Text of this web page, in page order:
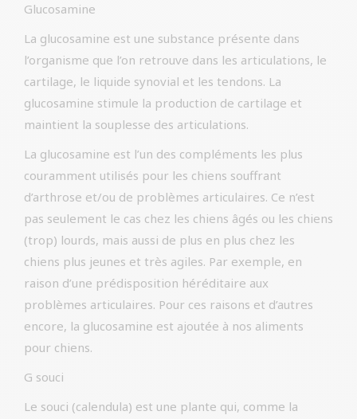
Glucosamine
La glucosamine est une substance présente dans
l’organisme que l’on retrouve dans les articulations, le
cartilage, le liquide synovial et les tendons. La
glucosamine stimule la production de cartilage et
maintient la souplesse des articulations.
La glucosamine est l’un des compléments les plus
couramment utilisés pour les chiens souffrant
d’arthrose et/ou de problèmes articulaires. Ce n’est
pas seulement le cas chez les chiens âgés ou les chiens
(trop) lourds, mais aussi de plus en plus chez les
chiens plus jeunes et très agiles. Par exemple, en
raison d’une prédisposition héréditaire aux
problèmes articulaires. Pour ces raisons et d’autres
encore, la glucosamine est ajoutée à nos aliments
pour chiens.
G souci
Le souci (calendula) est une plante qui, comme la